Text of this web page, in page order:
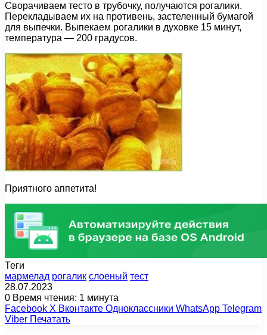
Сворачиваем тесто в трубочку, получаются рогалики.
Перекладываем их на противень, застеленный бумагой
для выпечки. Выпекаем рогалики в духовке 15 минут,
температура — 200 градусов.
Приятного аппетита!
Теги
мармелад рогалик слоеный тест
28.07.2023
0 Время чтения: 1 минута
Facebook X Вконтакте Одноклассники WhatsApp Telegram
Viber Печатать